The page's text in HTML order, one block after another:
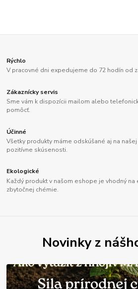
Rýchlo
V pracovné dni expedujeme do 72 hodín od
Zákaznícky servis
Sme vám k dispozícii mailom alebo
pomôcť.
Účinné
Všetky produkty máme odskúšané aj na
pozitívne skúsenosti.
Ekologické
Každý produkt v našom eshope je vhodný
zbytočnej chémie.
Novinky z